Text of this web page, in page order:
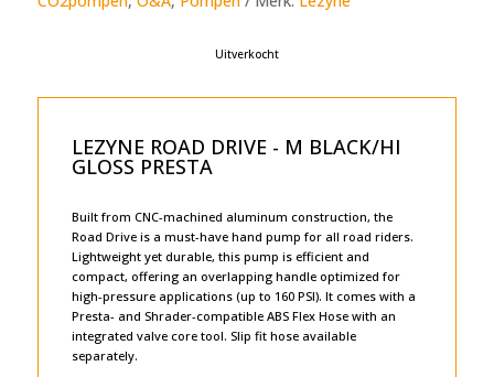
Uitverkocht
LEZYNE ROAD DRIVE - M BLACK/HI
GLOSS PRESTA
Built from CNC-machined aluminum construction, the
Road Drive is a must-have hand pump for all road riders.
Lightweight yet durable, this pump is efficient and
compact, offering an overlapping handle optimized for
high-pressure applications (up to 160 PSI). It comes with a
Presta- and Shrader-compatible ABS Flex Hose with an
integrated valve core tool. Slip fit hose available
separately.